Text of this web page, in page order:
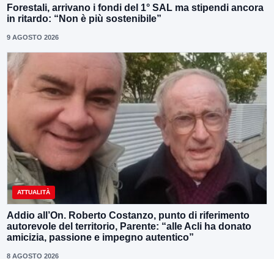
Forestali, arrivano i fondi del 1° SAL ma stipendi ancora
in ritardo: “Non è più sostenibile”
9 AGOSTO 2026
ATTUALITÀ
Addio all’On. Roberto Costanzo, punto di riferimento
autorevole del territorio, Parente: “alle Acli ha donato
amicizia, passione e impegno autentico”
8 AGOSTO 2026